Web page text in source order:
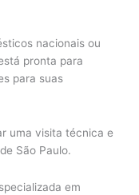
nacionais ou
pronta para
para suas
uma visita técnica e
São Paulo.
em